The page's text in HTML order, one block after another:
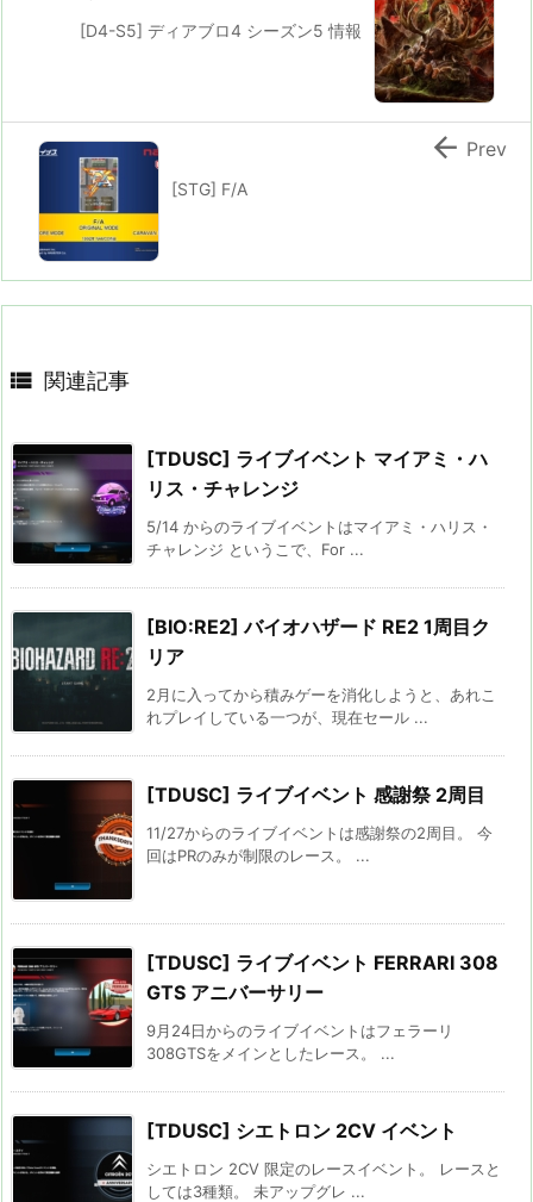
[D4-S5] ディアブロ4 シーズン5 情報
[STG] F/A
 Prev
 関連記事
[TDUSC] ライブイベント マイアミ・ハ
リス・チャレンジ
5/14 からのライブイベントはマイアミ・ハリス・
チャレンジ というこで、For ...
[BIO:RE2] バイオハザード RE2 1周目ク
リア
2月に入ってから積みゲーを消化しようと、あれこ
れプレイしている一つが、現在セール ...
[TDUSC] ライブイベント 感謝祭 2周目
11/27からのライブイベントは感謝祭の2周目。 今
回はPRのみが制限のレース。 ...
[TDUSC] ライブイベント FERRARI 308
GTS アニバーサリー
9月24日からのライブイベントはフェラーリ
308GTSをメインとしたレース。 ...
[TDUSC] シエトロン 2CV イベント
シエトロン 2CV 限定のレースイベント。 レースと
しては3種類。 未アップグレ ...